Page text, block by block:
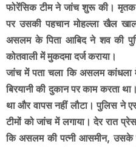
फोरेंसिक टीम ने जांच शुरू की।
पर उसकी पहचान मोहल्ला खैल
असलम के पिता आबिद ने शव की
कोतवाली में मुकदमा दर्ज कराया।
जांच में पता चला कि असलम कांधला
बिरयानी की दुकान पर काम करता
था और वापस नहीं लौटा। पुलिस ने
टीमों को जांच में लगाया। देर रात
कि असलम की पत्नी आसमीन, उसके